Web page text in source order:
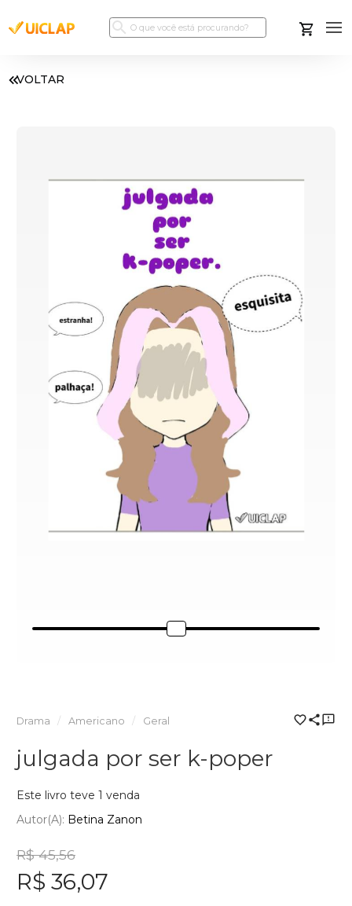
VOLTAR
Drama Americano Geral
julgada por ser k-poper
Este livro teve 1 venda
Autor(a): Betina Zanon
R$ 45,56
R$ 36,07